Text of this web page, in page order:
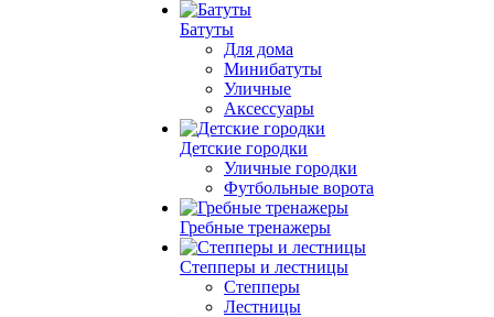
Батуты
Для дома
Минибатуты
Уличные
Аксессуары
Детские городки
Уличные городки
Футбольные ворота
Гребные тренажеры
Степперы и лестницы
Степперы
Лестницы